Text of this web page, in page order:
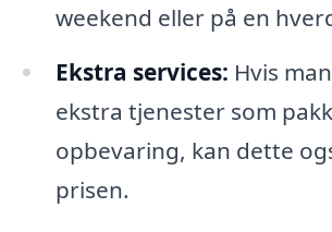
weekend eller på en
Ekstra services: Hvis
ekstra tjenester som
opbevaring, kan dette
prisen.